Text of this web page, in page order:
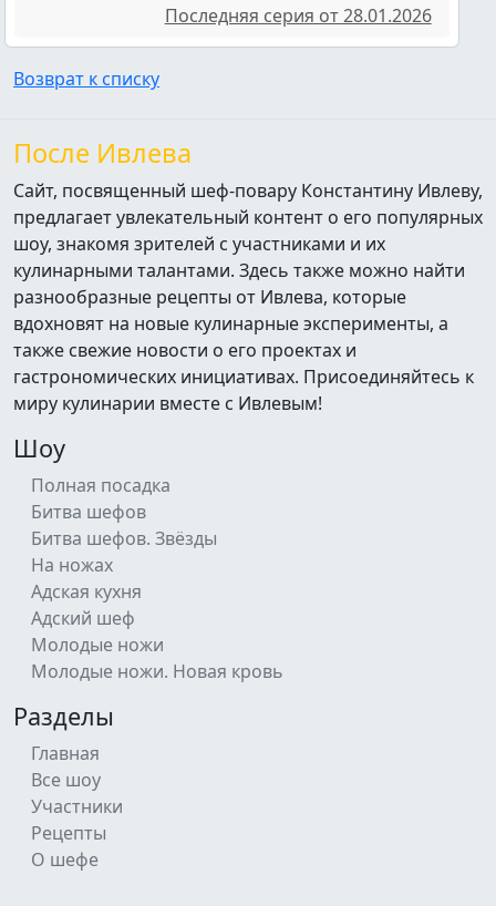
Последняя серия от 28.01.2026
Возврат к списку
После Ивлева
Сайт, посвященный шеф-повару Константину Ивлеву,
предлагает увлекательный контент о его популярных
шоу, знакомя зрителей с участниками и их
кулинарными талантами. Здесь также можно найти
разнообразные рецепты от Ивлева, которые
вдохновят на новые кулинарные эксперименты, а
также свежие новости о его проектах и
гастрономических инициативах. Присоединяйтесь к
миру кулинарии вместе с Ивлевым!
Шоу
Полная посадка
Битва шефов
Битва шефов. Звёзды
На ножах
Адская кухня
Адский шеф
Молодые ножи
Молодые ножи. Новая кровь
Разделы
Главная
Все шоу
Участники
Рецепты
О шефе